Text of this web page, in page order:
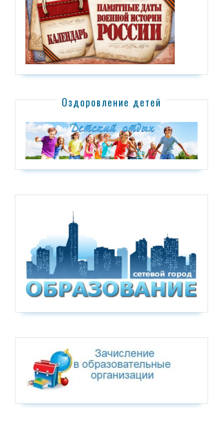
Оздоровление детей